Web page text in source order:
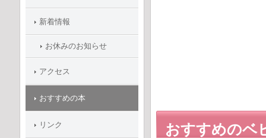
おすすめのベ
新着情報
お休みのお知らせ
アクセス
おすすめの本
リンク